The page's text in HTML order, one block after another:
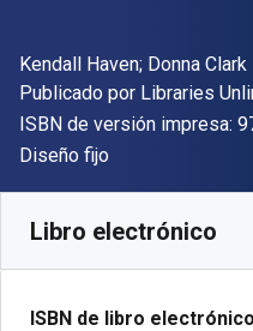
Autor(es)
Kendall Haven; Donna Clark
Editor
Publicado por Libraries
ISBN de versión impresa:
Formato
Diseño fijo
Libro electrónico
ISBN de libro